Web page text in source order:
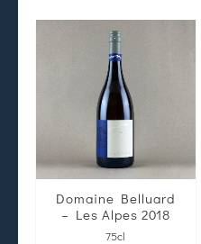
Domaine Belluard
– Les Alpes 2018
75cl